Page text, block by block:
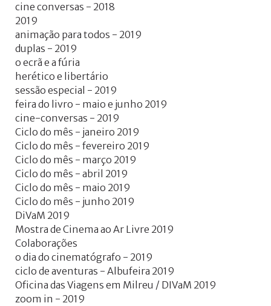
cine conversas - 2018
2019
animação para todos - 2019
duplas - 2019
o ecrã e a fúria
herético e libertário
sessão especial - 2019
feira do livro - maio e junho 2019
cine-conversas - 2019
Ciclo do mês - janeiro 2019
Ciclo do mês - fevereiro 2019
Ciclo do mês - março 2019
Ciclo do mês - abril 2019
Ciclo do mês - maio 2019
Ciclo do mês - junho 2019
DiVaM 2019
Mostra de Cinema ao Ar Livre 2019
Colaborações
o dia do cinematógrafo - 2019
ciclo de aventuras - Albufeira 2019
Oficina das Viagens em Milreu / DIVaM 2019
zoom in - 2019